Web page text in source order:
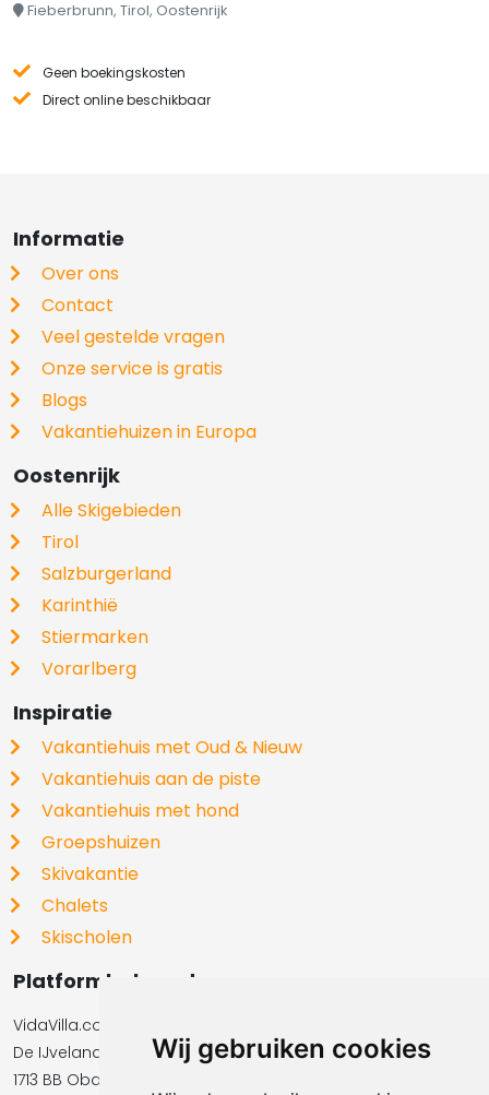
Wij gebruiken cookies
Fieberbrunn, Tirol, Oostenrijk
Geen boekingskosten
Direct online beschikbaar
Informatie
Over ons
Contact
Veel gestelde vragen
Onze service is gratis
Blogs
Vakantiehuizen in Europa
Oostenrijk
Alle Skigebieden
Tirol
Salzburgerland
Karinthië
Stiermarken
Vorarlberg
Inspiratie
Vakantiehuis met Oud & Nieuw
Vakantiehuis aan de piste
Vakantiehuis met hond
Groepshuizen
Skivakantie
Chalets
Skischolen
Platformbeheerder
VidaVilla.com BV
De IJvelandssloot 20
1713 BB Obdam